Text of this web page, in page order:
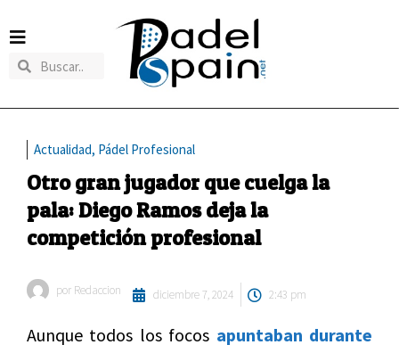
Actualidad, Pádel Profesional
Otro gran jugador que cuelga la
pala: Diego Ramos deja la
competición profesional
por Redaccion diciembre 7, 2024 2:43 pm
Aunque todos los focos apuntaban durante